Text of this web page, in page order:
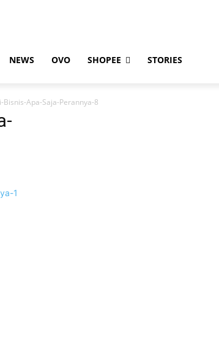
NEWS OVO SHOPEE STORIES
Apa-Saja-Perannya-8